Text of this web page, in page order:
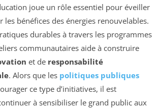
joue un rôle essentiel pour éveiller
les bénéfices des énergies renouvelables.
durables à travers les programmes
communautaires aide à construire
et de responsabilité
. Alors que les politiques publiques
ce type d’initiatives, il est
à sensibiliser le grand public aux